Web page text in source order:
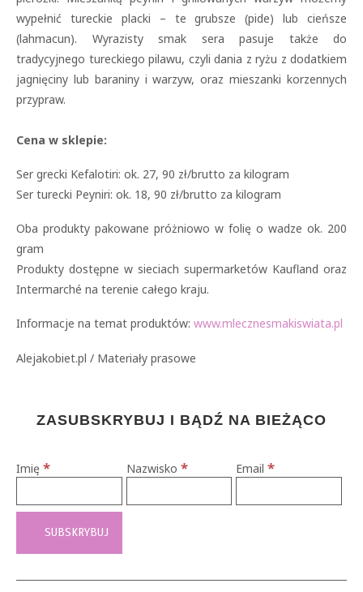
wypełnić tureckie placki – te grubsze (pide) lub cieńsze
(lahmacun). Wyrazisty smak sera pasuje także do
tradycyjnego tureckiego pilawu, czyli dania z ryżu z dodatkiem
jagnięciny lub baraniny i warzyw, oraz mieszanki korzennych
przypraw.
Cena w sklepie:
Ser grecki Kefalotiri: ok. 27, 90 zł/brutto za kilogram
Ser turecki Peyniri: ok. 18, 90 zł/brutto za kilogram
Oba produkty pakowane próżniowo w folię o wadze ok. 200
gram
Produkty dostępne w sieciach supermarketów Kaufland oraz
Intermarché na terenie całego kraju.
Informacje na temat produktów: www.mlecznesmakiswiata.pl
Alejakobiet.pl / Materiały prasowe
ZASUBSKRYBUJ I BĄDŹ NA BIEŻĄCO
Imię * Nazwisko * Email*